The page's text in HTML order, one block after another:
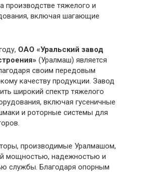
производстве тяжелого и
включая шагающие
ОАО «Уральский завод
(Уралмаш) является
своим передовым
качеству продукции. Завод
широкий спектр тяжелого
включая гусеничные
и роторные системы для
производимые Уралмашом,
мощностью, надежностью и
службы. Благодаря опорным